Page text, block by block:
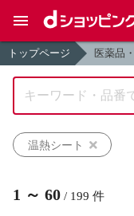
トップページ 医薬品
温熱シート
1 ～ 60 / 199 件